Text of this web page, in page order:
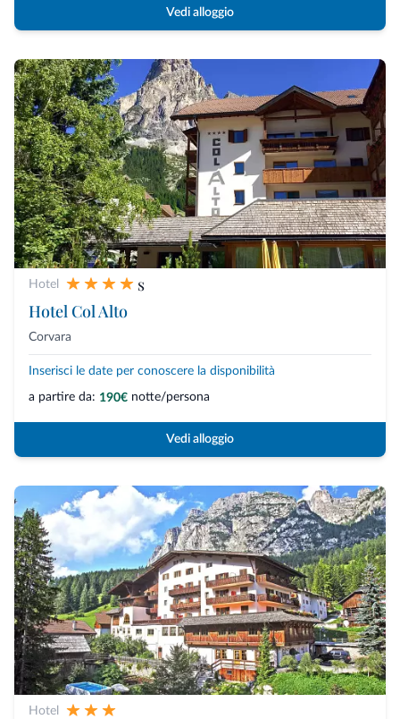
Vedi alloggio
Hotel
s
Hotel Col Alto
Corvara
Inserisci le date per conoscere la disponibilità
a partire da: 190€ notte/persona
Vedi alloggio
Hotel